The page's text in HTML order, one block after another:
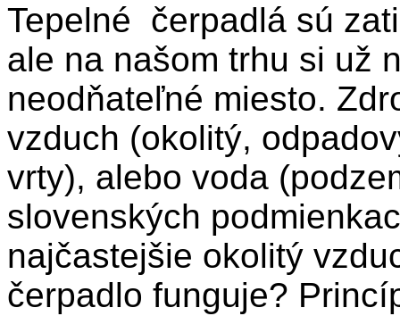
Tepelné čerpadlá sú
ale na našom trhu si už
neodňateľné miesto.
vzduch (okolitý,
vrty), alebo voda
slovenských
najčastejšie okolitý
čerpadlo funguje?